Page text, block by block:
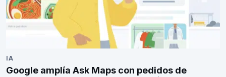
IA
Google amplía Ask Maps con pedidos de